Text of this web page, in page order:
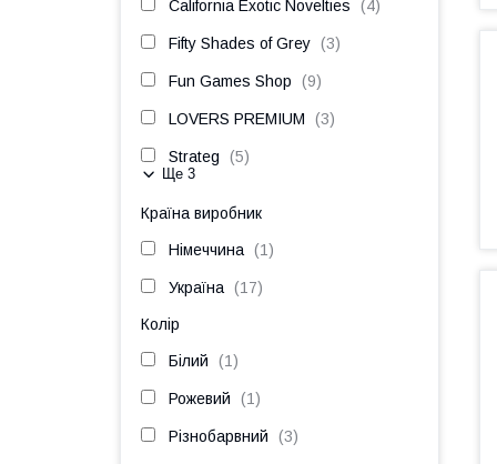
California Exotic Novelties 4
Fifty Shades of Grey 3
Fun Games Shop 9
LOVERS PREMIUM 3
Strateg 5
Ще 3
Країна виробник
Німеччина 1
Україна 17
Колір
Білий 1
Рожевий 1
Різнобарвний 3